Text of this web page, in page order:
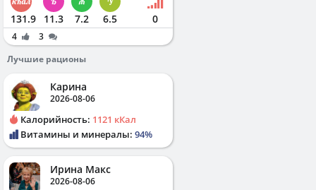
131.9 11.3 7.2 6.5 0
4
3
Лучшие рационы
Карина
2026-08-06
Калорийность: 1121 кКал
Витамины и минералы: 94%
Ирина Макс
2026-08-06